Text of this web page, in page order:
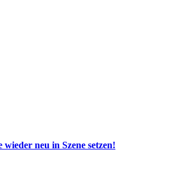
wieder neu in Szene setzen!